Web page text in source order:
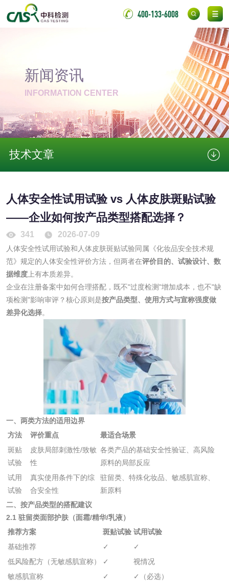
400-133-6008
新闻资讯
INFORMATION CENTER
技术文章
人体安全性试用试验 vs 人体皮肤斑贴试验
——企业如何按产品类型搭配选择？
341 2026-07-09
人体安全性试用试验和人体皮肤斑贴试验同属《化妆品安全技术规
范》规定的人体安全性评价方法，但两者在评价目的、试验设计、数
据维度上有本质差异。
企业在注册备案中如何合理搭配，既不"过度检测"增加成本，也不"缺
项检测"影响审评？核心原则是按产品类型、使用方式与宣称强度做
差异化选择。
一、两类方法的适用边界
方法
评价重点
最适合场景
斑贴
试验
皮肤局部刺激性/致敏
性
各类产品的基础安全性验证、高风险
原料的局部反应
试用
试验
真实使用条件下的综
合安全性
驻留类、特殊化妆品、敏感肌宣称、
新原料
二、按产品类型的搭配建议
2.1 驻留类面部护肤（面霜/精华/乳液）
推荐方案
斑贴试验 试用试验
基础推荐
✓
✓
低风险配方（无敏感肌宣称）
✓
视情况
敏感肌宣称
✓
✓（必选）
化妆品
化妆品毒理试验 化妆品毒理测试
化妆品急性经口毒
性试验
化妆品皮肤变态反
应试验
皮肤光变态反应试
验
日化产品
洗衣液检测 洗涤剂检测
花露水检测 蚊香液检测
洗手液检测
水处理剂
工业乳状氢氧化钙
检测
三氯异氰尿酸检测
碳酸钙检测
活性炭检测 煤质颗粒活性炭检